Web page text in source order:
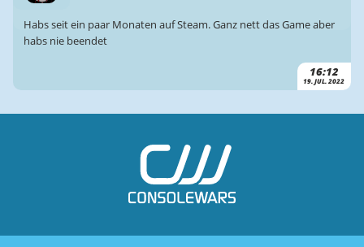
16:12
19. JUL. 2022
Habs seit ein paar Monaten auf Steam. Ganz nett das Game aber
habs nie beendet